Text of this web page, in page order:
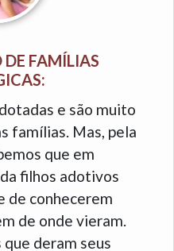
FAMÍLIAS
e são muito
famílias. Mas, pela
que em
filhos adotivos
de conhecerem
de onde vieram.
deram seus